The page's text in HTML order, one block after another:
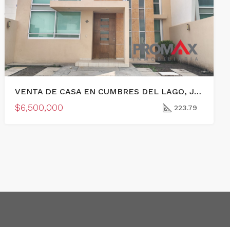
VENTA DE CASA EN CUMBRES DEL LAGO, JURIQUILLA, QUERETARO
$6,500,000 223.79